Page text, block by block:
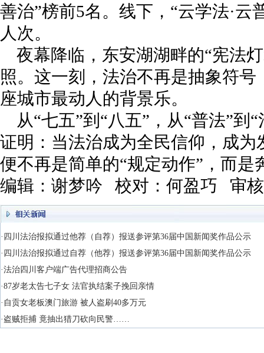
善治”榜前5名。线下，“云学法·云
人次。
夜幕降临，东安湖湖畔的“宪法
照。这一刻，法治不再是抽象符
座城市最动人的背景乐。
从“七五”到“八五”，从“普法”到
证明：当法治成为全民信仰，成
便不再是简单的“规定动作”，而是
编辑：谢梦吟 校对：何盈巧 审
·四川法治报拟通过他荐（自荐）报送参评第36届中国新闻奖作品公示
·四川法治报拟通过自荐（他荐）报送参评第36届中国新闻奖作品公示
·法治四川客户端广告代理招商公告
·87岁老太告七子女 法官执结案子挽回亲情
·自贡女老板澳门旅游 被人盗刷40多万元
·盗贼拒捕 竟抽出猎刀砍向民警……